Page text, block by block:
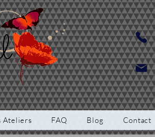
Ateliers FAQ Blog Contact